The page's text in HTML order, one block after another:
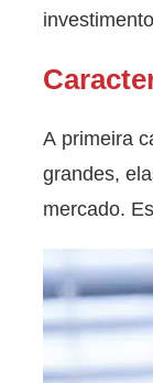
A primeira
grandes,
mercado.